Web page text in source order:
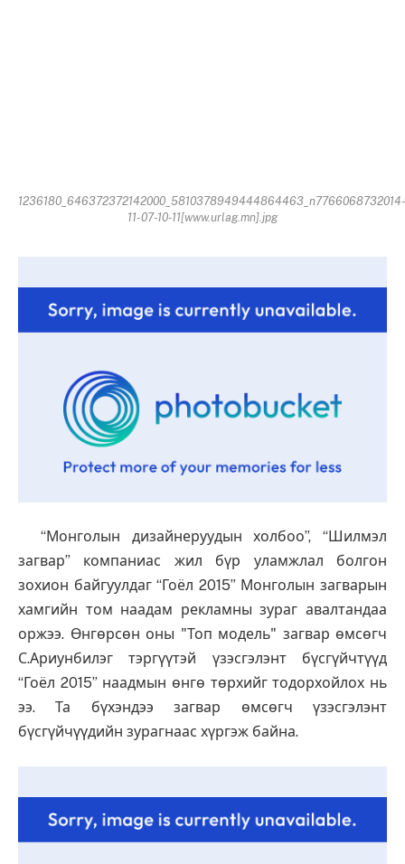
1236180_646372372142000_5810378949444864463_n7766068732014-
11-07-10-11[www.urlag.mn].jpg
“Монголын дизайнеруудын холбоо”, “Шилмэл
загвар” компаниас жил бүр уламжлал болгон
зохион байгуулдаг “Гоёл 2015” Монголын загварын
хамгийн том наадам рекламны зураг авалтандаа
оржээ. Өнгөрсөн оны "Топ модель" загвар өмсөгч
С.Ариунбилэг тэргүүтэй үзэсгэлэнт бүсгүйчтүүд
“Гоёл 2015” наадмын өнгө төрхийг тодорхойлох нь
ээ. Та бүхэндээ загвар өмсөгч үзэсгэлэнт
бүсгүйчүүдийн зурагнаас хүргэж байна.